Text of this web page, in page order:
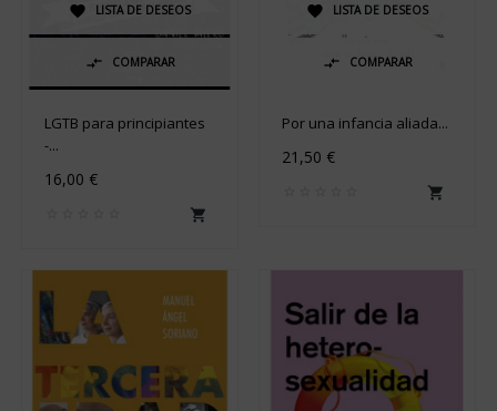
 LISTA DE DESEOS
 COMPARAR
LGTB para principiantes
-...
16,00 €

 LISTA DE DESEOS
 COMPARAR
Por una infancia aliada...
21,50 €
